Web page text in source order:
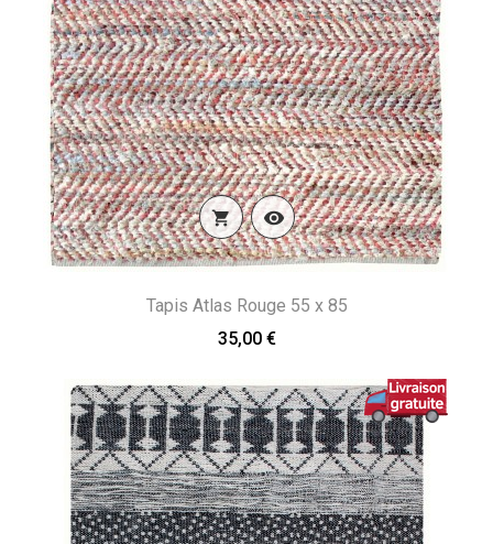
 
Tapis Atlas Rouge 55 x 85
35,00 €